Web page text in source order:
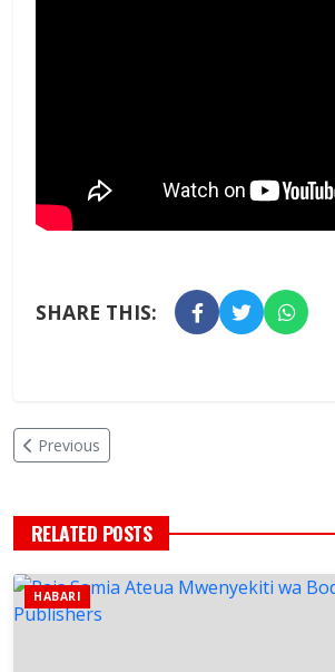
SHARE THIS:
Previous
RELATED POSTS
HABARI